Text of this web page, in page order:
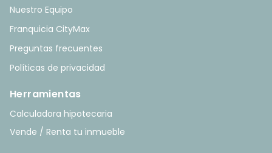
Nuestro Equipo
Franquicia CityMax
Preguntas frecuentes
Políticas de privacidad
Herramientas
Calculadora hipotecaria
Vende / Renta tu inmueble